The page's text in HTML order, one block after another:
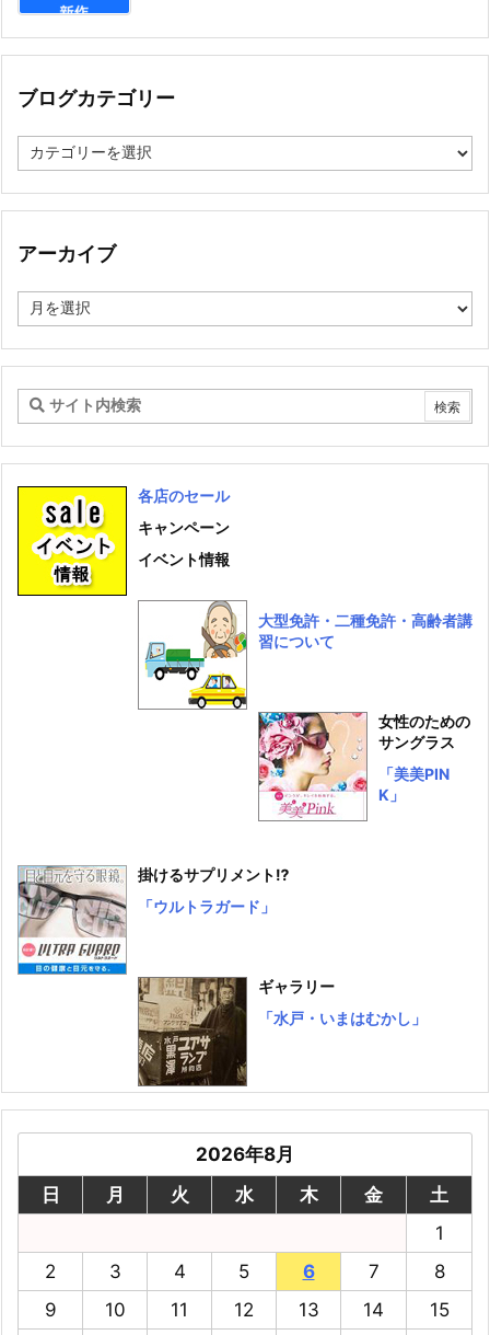
ブログカテゴリー
ロ
カ
ゴ
ー
アーカイブ
ー
イ
各店のセール
キャンペーン
イベント情報
大型免許・二種免許・高齢者講
習について
女性のための
サングラス
「美美PIN
K」
掛けるサプリメント⁉
「ウルトラガード」
ギャラリー
「水戸・いまはむかし」
2026年8月
日
月 火 水 木 金
土
1
2
3 4 5 6 7
8
9
10 11 12 13 14
15